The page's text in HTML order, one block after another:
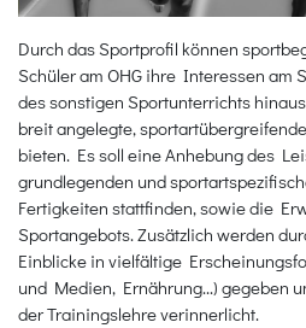
Durch das Sportprofil können
Schüler am OHG ihre Interessen am
des sonstigen Sportunterrichts
breit angelegte,
bieten. Es soll eine Anhebung des
grundlegenden und
Fertigkeiten stattfinden, sowie die
Sportangebots. Zusätzlich werden
Einblicke in vielfältige
und Medien, Ernährung...) gegeben
der Trainingslehre verinnerlicht.